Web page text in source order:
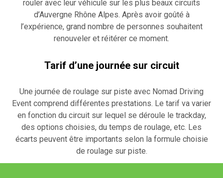
rouler avec leur véhicule sur les plus beaux circuits
d’Auvergne Rhône Alpes. Après avoir goûté à
l’expérience, grand nombre de personnes souhaitent
renouveler et réitérer ce moment.
Tarif d’une journée sur circuit
Une journée de roulage sur piste avec Nomad Driving
Event comprend différentes prestations. Le tarif va varier
en fonction du circuit sur lequel se déroule le trackday,
des options choisies, du temps de roulage, etc. Les
écarts peuvent être importants selon la formule choisie
de roulage sur piste.